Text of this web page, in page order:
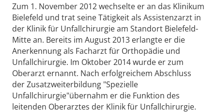
Zum 1. November 2012 wechselte er an das Klinikum
Bielefeld und trat seine Tätigkeit als Assistenzarzt in
der Klinik für Unfallchirurgie am Standort Bielefeld-
Mitte an. Bereits im August 2013 erlangte er die
Anerkennung als Facharzt für Orthopädie und
Unfallchirurgie. Im Oktober 2014 wurde er zum
Oberarzt ernannt. Nach erfolgreichem Abschluss
der Zusatzweiterbildung "Spezielle
Unfallchirurgie"übernahm er die Funktion des
leitenden Oberarztes der Klinik für Unfallchirurgie.